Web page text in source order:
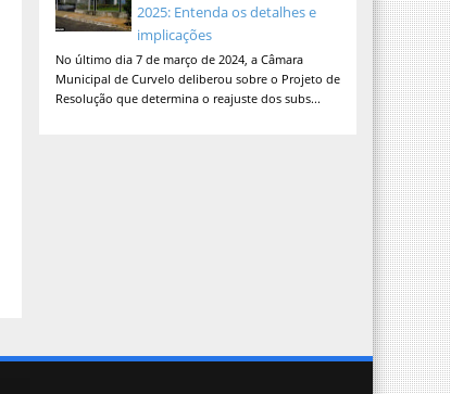
2025: Entenda os detalhes e
implicações
No último dia 7 de março de 2024, a Câmara
Municipal de Curvelo deliberou sobre o Projeto de
Resolução que determina o reajuste dos subs...